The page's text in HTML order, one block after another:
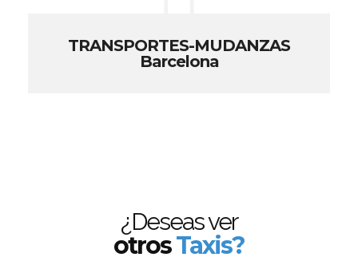
TRANSPORTES-MUDANZAS
Barcelona
¿Deseas ver
otrosTaxis?